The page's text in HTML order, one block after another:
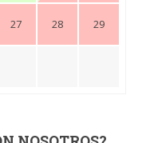
27 28 29